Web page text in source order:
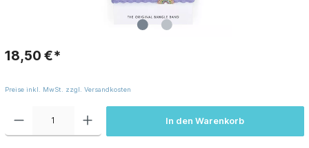
18,50 €*
Preise inkl. MwSt. zzgl. Versandkosten
In den Warenkorb